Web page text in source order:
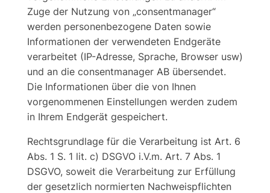
Zuge der Nutzung von „consentmanager“
werden personenbezogene Daten sowie
Informationen der verwendeten Endgeräte
verarbeitet (IP-Adresse, Sprache, Browser usw)
und an die consentmanager AB übersendet.
Die Informationen über die von Ihnen
vorgenommenen Einstellungen werden zudem
in Ihrem Endgerät gespeichert.
Rechtsgrundlage für die Verarbeitung ist Art. 6
Abs. 1 S. 1 lit. c) DSGVO i.V.m. Art. 7 Abs. 1
DSGVO, soweit die Verarbeitung zur Erfüllung
der gesetzlich normierten Nachweispflichten